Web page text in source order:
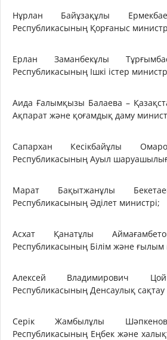
Нұрлан Байұзақұлы
Республикасының Қорғаныс
Ерлан Заманбекұлы
Республикасының Ішкі істер
Аида Ғалымқызы Балаева –
Ақпарат және қоғамдық даму
Сапархан Кесікбайұлы
Республикасының Ауыл
Марат Бақытжанұлы
Республикасының Әділет министрі;
Асхат Қанатұлы
Республикасының Білім және ғылым
Алексей Владимирович
Республикасының Денсаулық сақтау
Серік Жамбылұлы
Республикасының Еңбек және